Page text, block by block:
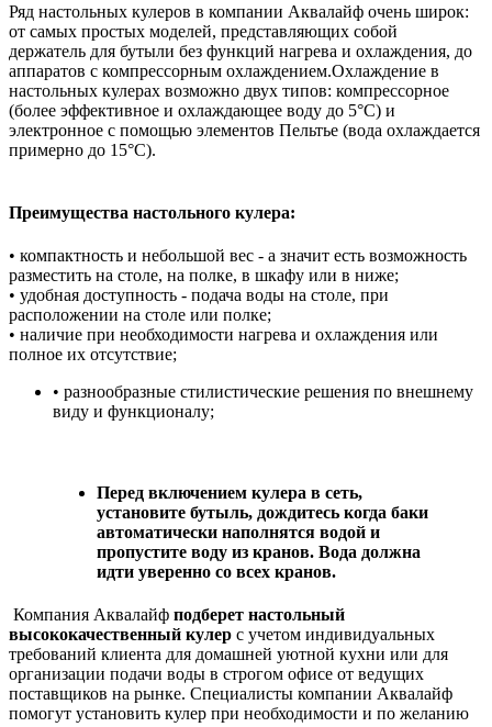
Ряд настольных кулеров в компании Аквалайф очень широк:
от самых простых моделей, представляющих собой
держатель для бутыли без функций нагрева и охлаждения, до
аппаратов с компрессорным охлаждением.Охлаждение в
настольных кулерах возможно двух типов: компрессорное
(более эффективное и охлаждающее воду до 5°С) и
электронное с помощью элементов Пельтье (вода охлаждается
примерно до 15°С).
Преимущества настольного кулера:
• компактность и небольшой вес - а значит есть возможность
разместить на столе, на полке, в шкафу или в ниже;
• удобная доступность - подача воды на столе, при
расположении на столе или полке;
• наличие при необходимости нагрева и охлаждения или
полное их отсутствие;
• разнообразные стилистические решения по внешнему
виду и функционалу;
Перед включением кулера в сеть,
установите бутыль, дождитесь когда баки
автоматически наполнятся водой и
пропустите воду из кранов. Вода должна
идти уверенно со всех кранов.
Компания Аквалайф подберет настольный
высококачественный кулер с учетом индивидуальных
требований клиента для домашней уютной кухни или для
организации подачи воды в строгом офисе от ведущих
поставщиков на рынке. Специалисты компании Аквалайф
помогут установить кулер при необходимости и по желанию